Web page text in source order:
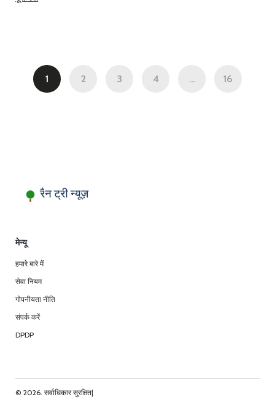
1 2 3 4 … 16
मेन्यू
हमारे बारे में
सेवा नियम
गोपनीयता नीति
संपर्क करें
DPDP
© 2026. सर्वाधिकार सुरक्षित|